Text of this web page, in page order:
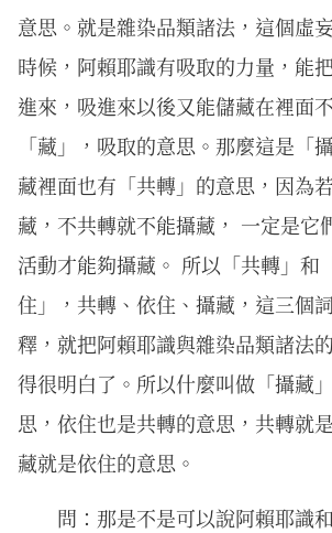
意思。就是雜染品類諸法，這個虛
時候，阿賴耶識有吸取的力量，能
進來，吸進來以後又能儲藏在裡面
「藏」，吸取的意思。那麼這是「
藏裡面也有「共轉」的意思，因為
藏，不共轉就不能攝藏， 一定是它
活動才能夠攝藏。 所以「共轉」和
住」，共轉、依住、攝藏，這三個
釋，就把阿賴耶識與雜染品類諸法
得很明白了。所以什麼叫做「攝藏
思，依住也是共轉的意思，共轉就
藏就是依住的意思。
問：那是不是可以說阿賴耶識